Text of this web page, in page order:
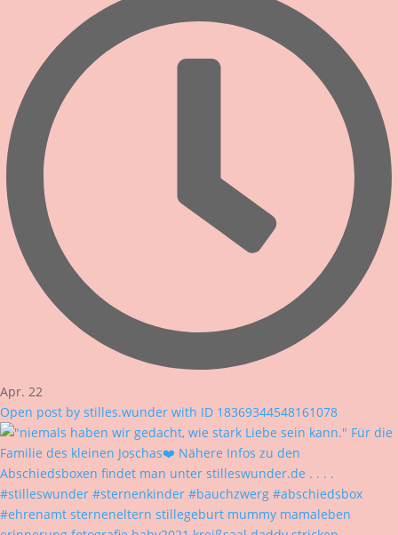
Apr. 22
Open post by stilles.wunder with ID 18369344548161078